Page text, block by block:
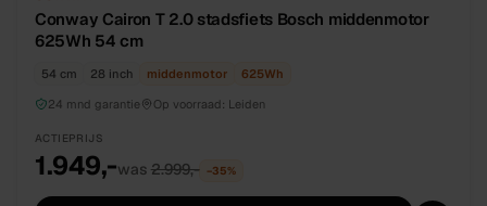
Conway Cairon T 2.0 stadsfiets Bosch middenmotor
625Wh 54 cm
54 cm 28 inch middenmotor 625Wh
24 mnd garantie
Op voorraad: Leiden
ACTIEPRIJS
1.949,-was 2.999,- −35%